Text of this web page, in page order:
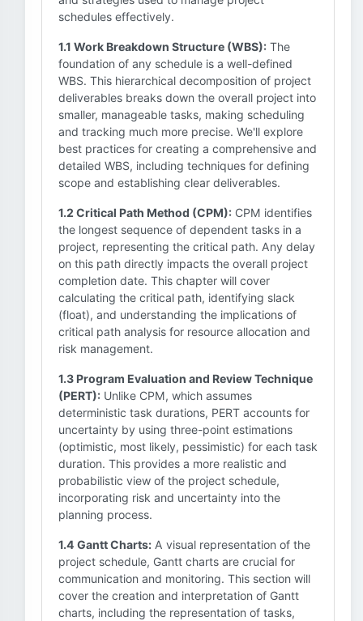
schedules effectively.
1.1 Work Breakdown Structure (WBS): The
foundation of any schedule is a well-defined
WBS. This hierarchical decomposition of project
deliverables breaks down the overall project into
smaller, manageable tasks, making scheduling
and tracking much more precise. We'll explore
best practices for creating a comprehensive and
detailed WBS, including techniques for defining
scope and establishing clear deliverables.
1.2 Critical Path Method (CPM): CPM identifies
the longest sequence of dependent tasks in a
project, representing the critical path. Any delay
on this path directly impacts the overall project
completion date. This chapter will cover
calculating the critical path, identifying slack
(float), and understanding the implications of
critical path analysis for resource allocation and
risk management.
1.3 Program Evaluation and Review Technique
(PERT): Unlike CPM, which assumes
deterministic task durations, PERT accounts for
uncertainty by using three-point estimations
(optimistic, most likely, pessimistic) for each task
duration. This provides a more realistic and
probabilistic view of the project schedule,
incorporating risk and uncertainty into the
planning process.
1.4 Gantt Charts: A visual representation of the
project schedule, Gantt charts are crucial for
communication and monitoring. This section will
cover the creation and interpretation of Gantt
charts, including the representation of tasks,